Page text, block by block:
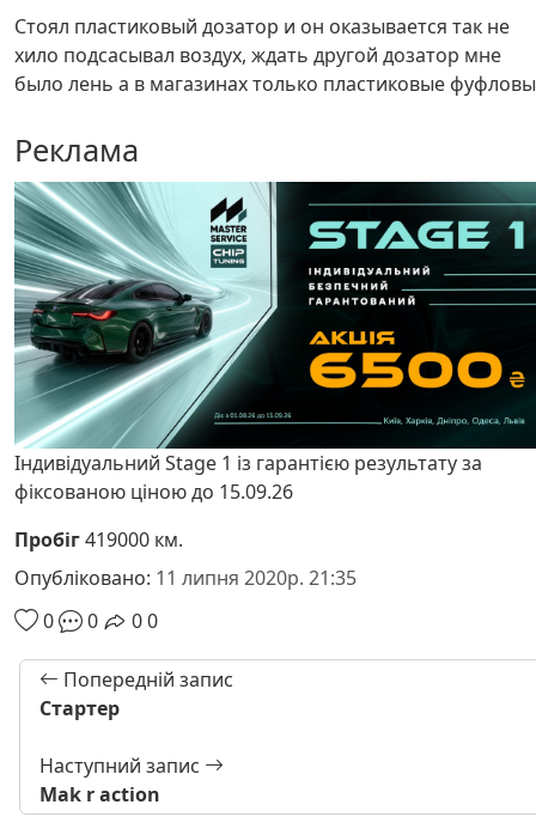
Стоял пластиковый дозатор и он оказывается так не
хило подсасывал воздух, ждать другой дозатор мне
было лень а в магазинах только пластиковые
Реклама
Індивідуальний Stage 1 із гарантією результату за
фіксованою ціною до 15.09.26
Пробіг419000 км.
Опубліковано: 11 липня 2020р. 21:35
0
0 00
Попередній запис
Стартер
Наступний запис
Mak r action